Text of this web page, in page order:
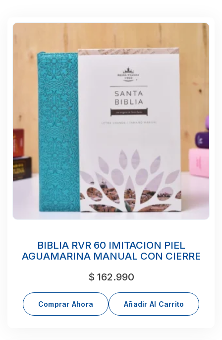
BIBLIA RVR 60 IMITACION PIEL
AGUAMARINA MANUAL CON CIERRE
$ 162.990
Comprar Ahora Añadir Al Carrito